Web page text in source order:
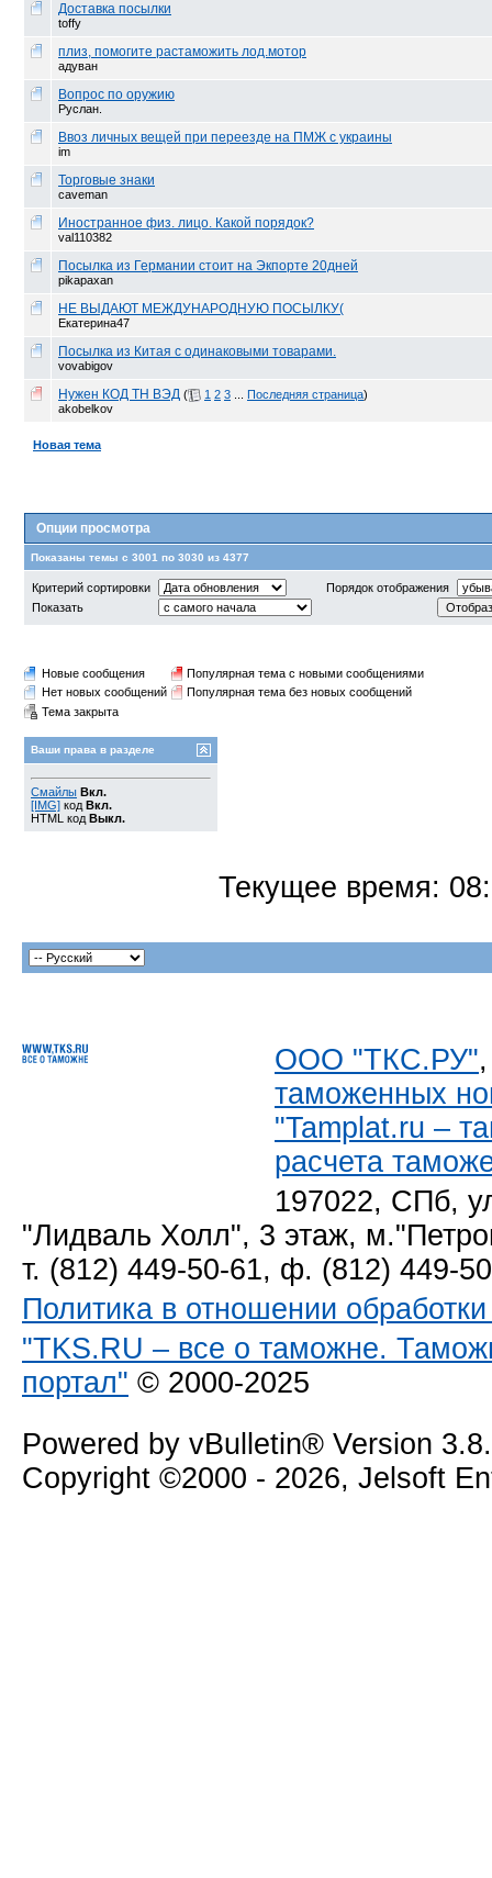
Доставка посылки
toffy
плиз, помогите растаможить лод.мотор
адуван
Вопрос по оружию
Руслан.
Ввоз личных вещей при переезде на ПМЖ с украины
im
Торговые знаки
caveman
Иностранное физ. лицо. Какой порядок?
val110382
Посылка из Германии стоит на Экпорте 20дней
pikapaxan
НЕ ВЫДАЮТ МЕЖДУНАРОДНУЮ ПОСЫЛКУ(
Екатерина47
Посылка из Китая с одинаковыми товарами.
vovabigov
Нужен КОД ТН ВЭД ( 1 2 3 Последняя страница)
akobelkov
Новая тема
Опции просмотра
Показаны темы с 3001 по 3030 из 4377
Критерий сортировки
Порядок отображения
Показать
Новые сообщения
Популярная тема с новыми сообщениями
Нет новых сообщений
Популярная тема без новых сообщений
Тема закрыта
Ваши права в разделе
Смайлы Вкл.
[IMG] код Вкл.
HTML код Выкл.
Текущее время:
ООО "ТКС.РУ"
таможенных
"Tamplat.ru –
расчета
197022, СПб,
"Лидваль Холл", 3 этаж,
т. (812) 449-50-61, ф. (812) 449-
Политика в отношении
"TKS.RU – все о таможне.
портал" © 2000-2025
Powered by vBulletin® Version
Copyright ©2000 - 2026, Jelsoft